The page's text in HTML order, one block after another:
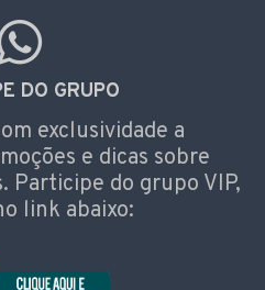
DO GRUPO
exclusividade a
e dicas sobre
Participe do grupo VIP,
link abaixo: